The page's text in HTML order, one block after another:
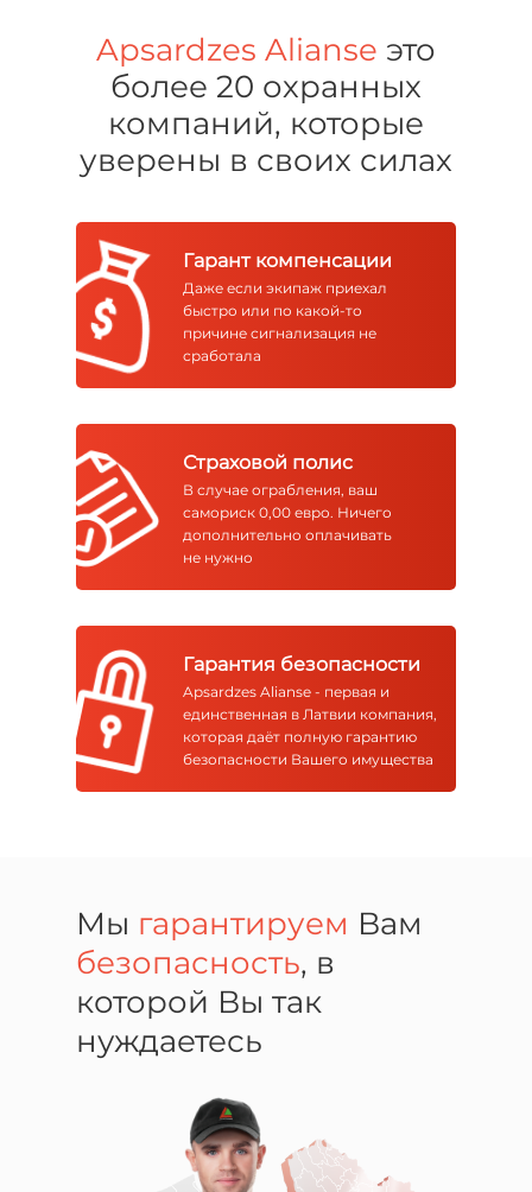
Apsardzes Alianse это
более 20 охранных
компаний, которые
уверены в своих силах
Даже если экипаж приехал
быстро или по какой-то
причине сигнализация не
сработала
Гарант компенсации
В случае ограбления, ваш
самориск 0,00 евро. Ничего
дополнительно оплачивать
не нужно
Страховой полис
Apsardzes Alianse - первая и
единственная в Латвии компания,
которая даёт полную гарантию
безопасности Вашего имущества
Гарантия безопасности
Мы гарантируем Вам
безопасность, в
которой Вы так
нуждаетесь